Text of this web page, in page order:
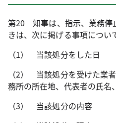
第20 知事は、指示、業務停
きは、次に掲げる事項につい
（1） 当該処分をした日
（2） 当該処分を受けた業
務所の所在地、代表者の氏名
（3） 当該処分の内容